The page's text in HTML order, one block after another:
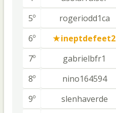
5º
rogeriodd1ca
6º
ineptdefeet2
7º
gabrielbfr1
8º
nino164594
9º
slenhaverde